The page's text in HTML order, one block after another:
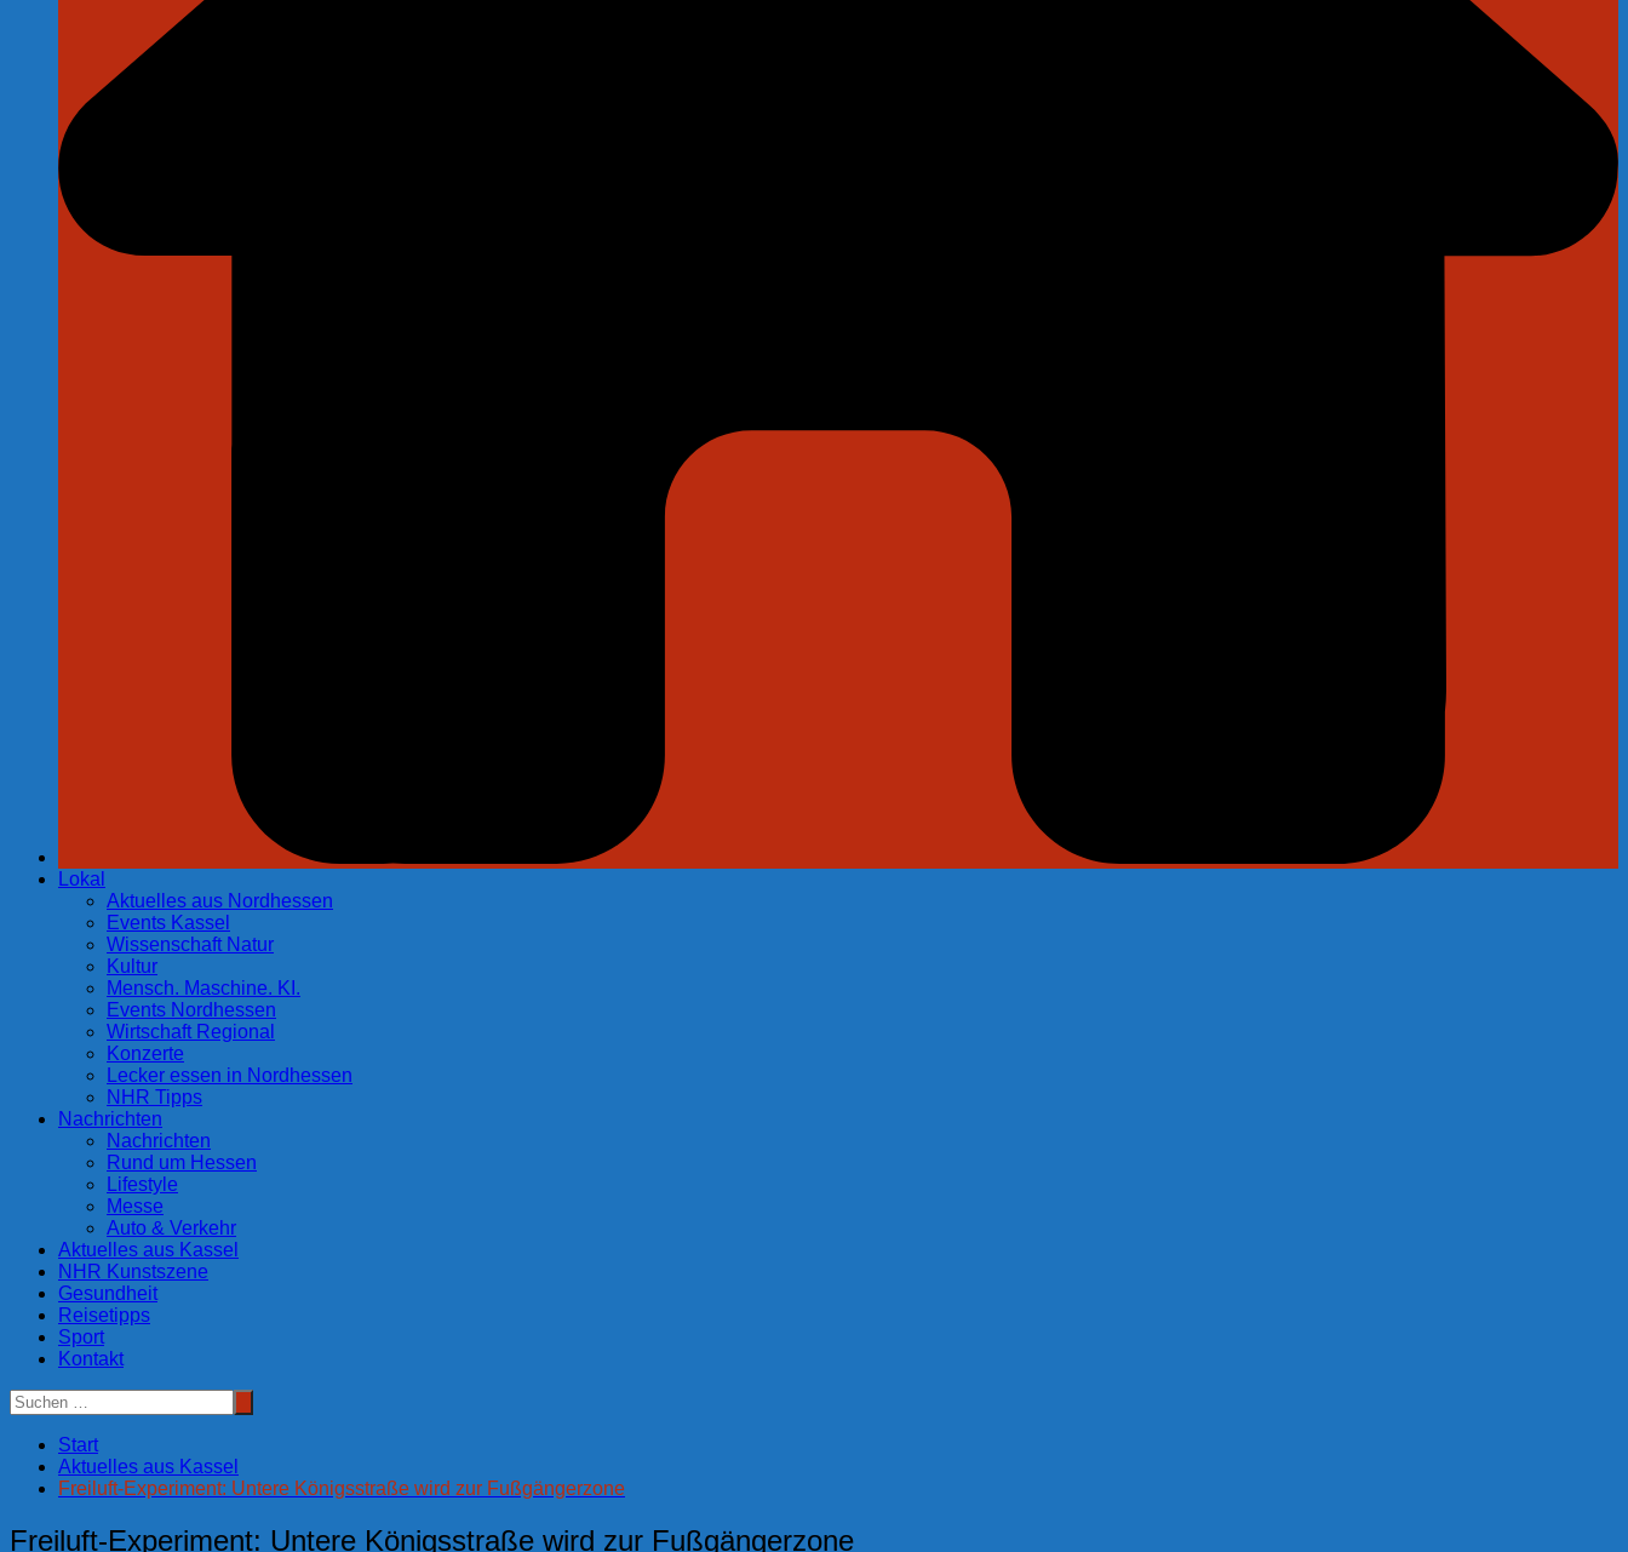
Lokal
Aktuelles aus Nordhessen
Events Kassel
Wissenschaft Natur
Kultur
Mensch. Maschine. KI.
Events Nordhessen
Wirtschaft Regional
Konzerte
Lecker essen in Nordhessen
NHR Tipps
Nachrichten
Nachrichten
Rund um Hessen
Lifestyle
Messe
Auto & Verkehr
Aktuelles aus Kassel
NHR Kunstszene
Gesundheit
Reisetipps
Sport
Kontakt
Start
Aktuelles aus Kassel
Freiluft-Experiment: Untere Königsstraße wird zur Fußgängerzone
Freiluft-Experiment: Untere Königsstraße wird zur Fußgängerzone